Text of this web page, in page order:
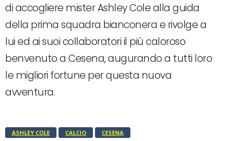
di accogliere mister Ashley Cole alla guida
della prima squadra bianconera e rivolge a
lui ed ai suoi collaboratori il più caloroso
benvenuto a Cesena, augurando a tutti loro
le migliori fortune per questa nuova
avventura.
ASHLEY COLE CALCIO CESENA